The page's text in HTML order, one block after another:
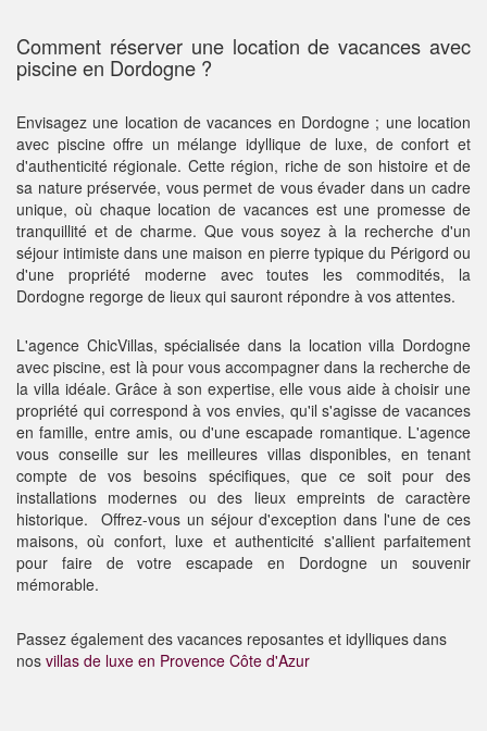
Comment réserver une location de vacances avec
piscine en Dordogne ?
Envisagez une location de vacances en Dordogne ; une location
avec piscine offre un mélange idyllique de luxe, de confort et
d'authenticité régionale. Cette région, riche de son histoire et de
sa nature préservée, vous permet de vous évader dans un cadre
unique, où chaque location de vacances est une promesse de
tranquillité et de charme. Que vous soyez à la recherche d'un
séjour intimiste dans une maison en pierre typique du Périgord ou
d'une propriété moderne avec toutes les commodités, la
Dordogne regorge de lieux qui sauront répondre à vos attentes.
L'agence ChicVillas, spécialisée dans la location villa Dordogne
avec piscine, est là pour vous accompagner dans la recherche de
la villa idéale. Grâce à son expertise, elle vous aide à choisir une
propriété qui correspond à vos envies, qu'il s'agisse de vacances
en famille, entre amis, ou d'une escapade romantique. L'agence
vous conseille sur les meilleures villas disponibles, en tenant
compte de vos besoins spécifiques, que ce soit pour des
installations modernes ou des lieux empreints de caractère
historique. Offrez-vous un séjour d'exception dans l'une de ces
maisons, où confort, luxe et authenticité s'allient parfaitement
pour faire de votre escapade en Dordogne un souvenir
mémorable.
Passez également des vacances reposantes et idylliques dans
nos villas de luxe en Provence Côte d'Azur